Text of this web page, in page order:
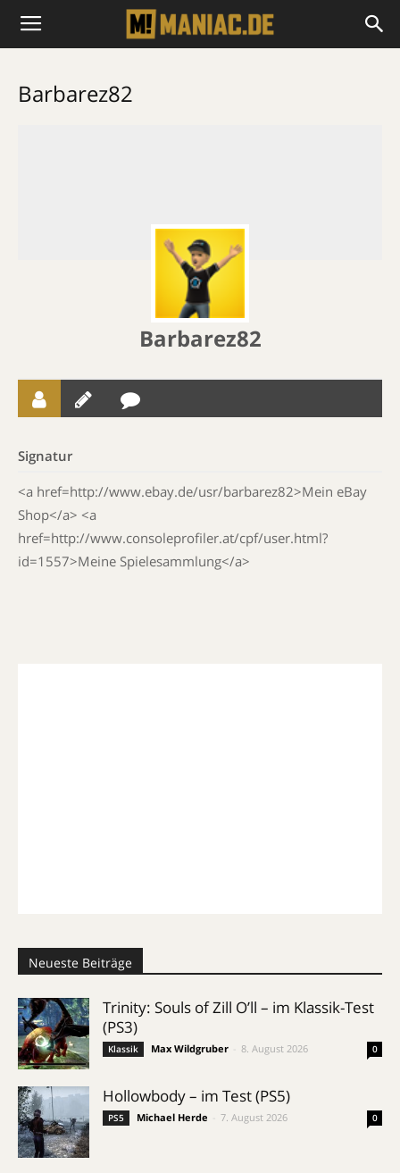
Barbarez82
Barbarez82
Signatur
<a href=http://www.ebay.de/usr/barbarez82>Mein eBay
Shop</a> <a
href=http://www.consoleprofiler.at/cpf/user.html?
id=1557>Meine Spielesammlung</a>
Neueste Beiträge
Trinity: Souls of Zill O’ll – im Klassik-Test
(PS3)
Klassik Max Wildgruber 8. August 2026 0
Hollowbody – im Test (PS5)
PS5 Michael Herde 7. August 2026 0